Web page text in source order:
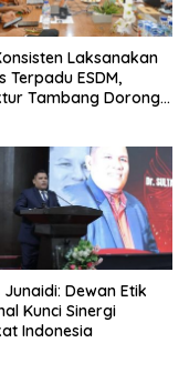
Laksanakan
Terpadu ESDM,
Tambang Dorong
Junaidi: Dewan Etik
Kunci Sinergi
Indonesia